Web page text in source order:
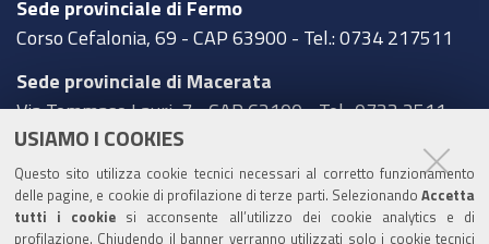
USIAMO I COOKIES
Questo sito utilizza cookie tecnici necessari al corretto funzionamento
delle pagine, e cookie di profilazione di terze parti. Selezionando Accetta
tutti i cookie si acconsente all’utilizzo dei cookie analytics e di
profilazione. Chiudendo il banner verranno utilizzati solo i cookie tecnici
Sede provinciale di Fermo
Corso Cefalonia, 69 - CAP 63900 - Tel.: 0734 217511
Sede provinciale di Macerata
Via Tommaso Lauri, 7 - CAP 62100 - Tel.: 0733 2511
Corso XI Settembre, 116 - CAP 61121 - Tel.: 0721
3571